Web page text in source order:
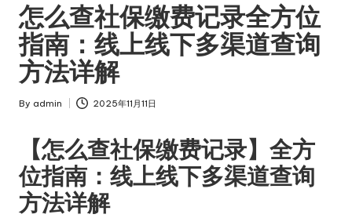
怎么查社保缴费记录全方位
指南：线上线下多渠道查询
方法详解
Posted
By admin 2025年11月11日
【怎么查社保缴费记录】全方
位指南：线上线下多渠道查询
方法详解